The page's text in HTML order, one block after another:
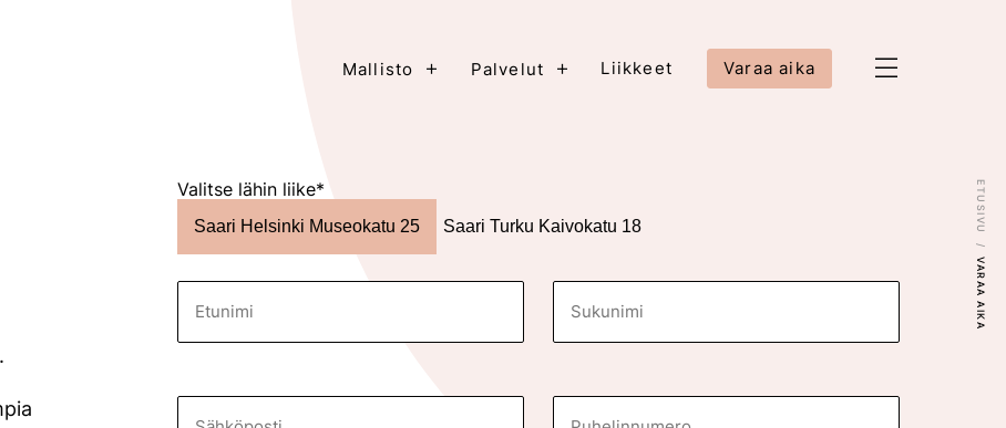
Mallisto + Palvelut + Liikkeet Varaa aika
ETUSIVU
VARAA AIKA
Valitse lähin liike*
Saari Helsinki Museokatu 25 Saari Turku Kaivokatu 18